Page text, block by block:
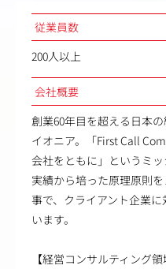
従業員数
200人以上
会社概要
創業60年目を超える日本
イオニア。「First Call
会社をともに」というミッ
実績から培った原理原則
事で、クライアント企業
います。
【経営コンサルティング領